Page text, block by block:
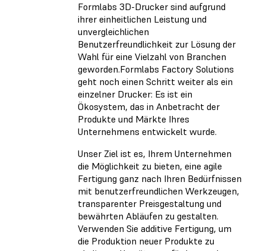
Formlabs 3D-Drucker sind aufgrund
ihrer einheitlichen Leistung und
unvergleichlichen
Benutzerfreundlichkeit zur Lösung der
Wahl für eine Vielzahl von Branchen
geworden.Formlabs Factory Solutions
geht noch einen Schritt weiter als ein
einzelner Drucker: Es ist ein
Ökosystem, das in Anbetracht der
Produkte und Märkte Ihres
Unternehmens entwickelt wurde.
Unser Ziel ist es, Ihrem Unternehmen
die Möglichkeit zu bieten, eine agile
Fertigung ganz nach Ihren Bedürfnissen
mit benutzerfreundlichen Werkzeugen,
transparenter Preisgestaltung und
bewährten Abläufen zu gestalten.
Verwenden Sie additive Fertigung, um
die Produktion neuer Produkte zu